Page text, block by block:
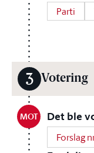
Parti
3 Votering
MOT Det ble
Forslag